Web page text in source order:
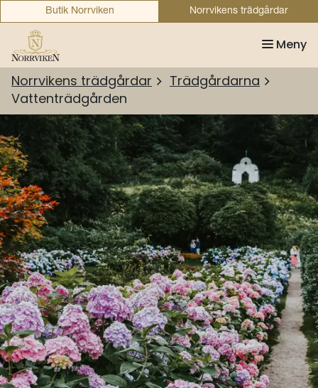
Butik Norrviken Norrvikens trädgårdar
Meny
Norrvikens trädgårdar
Trädgårdarna
Vattenträdgården